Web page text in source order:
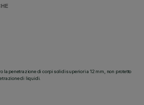
la penetrazione di corpi solidi superiori a 12 mm, non protetto
di liquidi.